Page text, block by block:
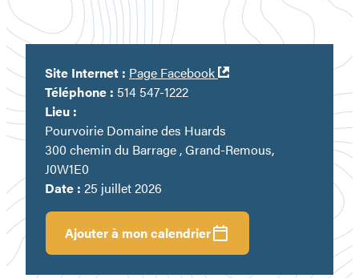
Ajouter à mon calendrier
Date : 25 juillet 2026
Lieu :
Pourvoirie Domaine des Huards
300 chemin du Barrage , Grand-Remous,
J0W1E0
Téléphone : 514 547-1222
Site Internet : Page Facebook
Ouvre
fenêtre